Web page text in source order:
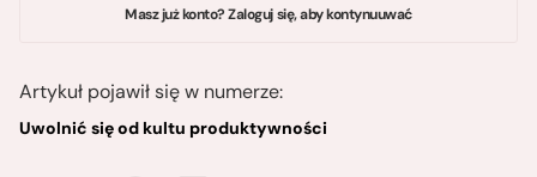
Masz już konto? Zaloguj się, aby kontynuuwać
Artykuł pojawił się w numerze:
Uwolnić się od kultu produktywności